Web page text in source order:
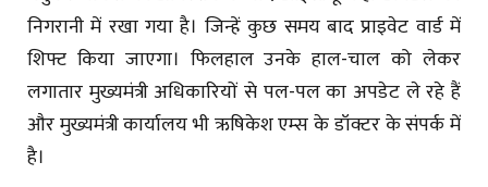
निगरानी में रखा गया है। जिन्हें कुछ समय बाद प्राइवेट वार्ड में
शिफ्ट किया जाएगा। फिलहाल उनके हाल-चाल को लेकर
लगातार मुख्यमंत्री अधिकारियों से पल-पल का अपडेट ले रहे हैं
और मुख्यमंत्री कार्यालय भी ऋषिकेश एम्स के डॉक्टर के संपर्क में
है।